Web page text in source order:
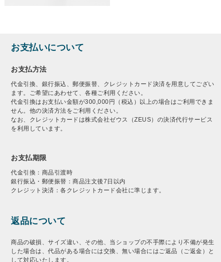
お支払いについて
お支払方法
代金引換、銀行振込、郵便振替、クレジットカード決済を用意してござい
ます。ご希望にあわせて、各種ご利用ください。
代金引換はお支払い金額が300,000円（税込）以上の場合はご利用できま
せん。他の決済方法をご利用ください。
なお、クレジットカードは株式会社ゼウス（ZEUS）の決済代行サービス
を利用しています。
お支払期限
代金引換：商品引渡時
銀行振込・郵便振替：商品注文後7日以内
クレジット決済：各クレジットカード会社に準じます。
返品について
商品の破損、サイズ違い、その他、当ショップの不手際により不備が発生
した場合は、代品がある場合には交換、無い場合にはご返品（ご返金）と
して対応いたします。